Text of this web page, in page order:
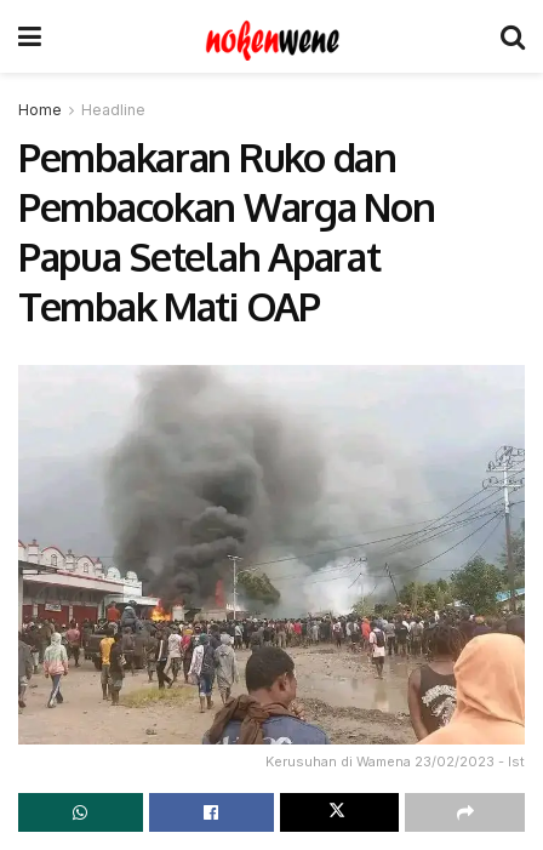
Home Headline
Pembakaran Ruko dan
Pembacokan Warga Non
Papua Setelah Aparat
Tembak Mati OAP
Kerusuhan di Wamena 23/02/2023 - Ist